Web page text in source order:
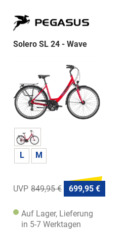
Solero SL 24 - Wave
L M
849,95 € 699,95 €
Auf Lager, Lieferung
in 5-7 Werktagen